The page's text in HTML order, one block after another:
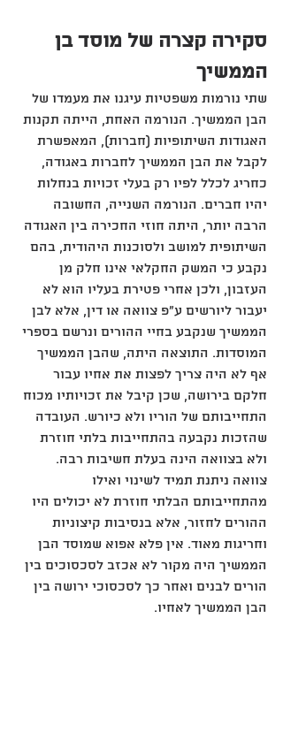
סקירה קצרה של מוסד בן
הממשיך
שתי נורמות משפטיות עיגנו את מעמדו של
הבן הממשיך. הנורמה האחת, הייתה תקנות
האגודות השיתופיות (חברות), המאפשרת
לקבל את הבן הממשיך לחברות באגודה,
כחריג לכלל לפיו רק בעלי זכויות בנחלות
יהיו חברים. הנורמה השנייה, החשובה
הרבה יותר, היתה חוזי החכירה בין האגודה
השיתופית למושב ולסוכנות היהודית, בהם
נקבע כי המשק החקלאי אינו חלק מן
העזבון, ולכן אחרי פטירת בעליו הוא לא
יעבור ליורשים ע"פ צוואה או דין, אלא לבן
הממשיך שנקבע בחיי ההורים ונרשם בספרי
המוסדות. התוצאה היתה, שהבן הממשיך
אף לא היה צריך לפצות את אחיו עבור
חלקם בירושה, שכן קיבל את זכויותיו מכוח
התחייבותם של הוריו ולא כיורש. העובדה
שהזכות נקבעה בהתחייבות בלתי חוזרת
ולא בצוואה הינה בעלת חשיבות רבה.
צוואה ניתנת תמיד לשינוי ואילו
מהתחייבותם הבלתי חוזרת לא יכולים היו
ההורים לחזור, אלא בנסיבות קיצוניות
וחריגות מאוד. אין פלא אפוא שמוסד הבן
הממשיך היה מקור לא אכזב לסכסוכים בין
הורים לבנים ואחר כך לסכסוכי ירושה בין
הבן הממשיך לאחיו.